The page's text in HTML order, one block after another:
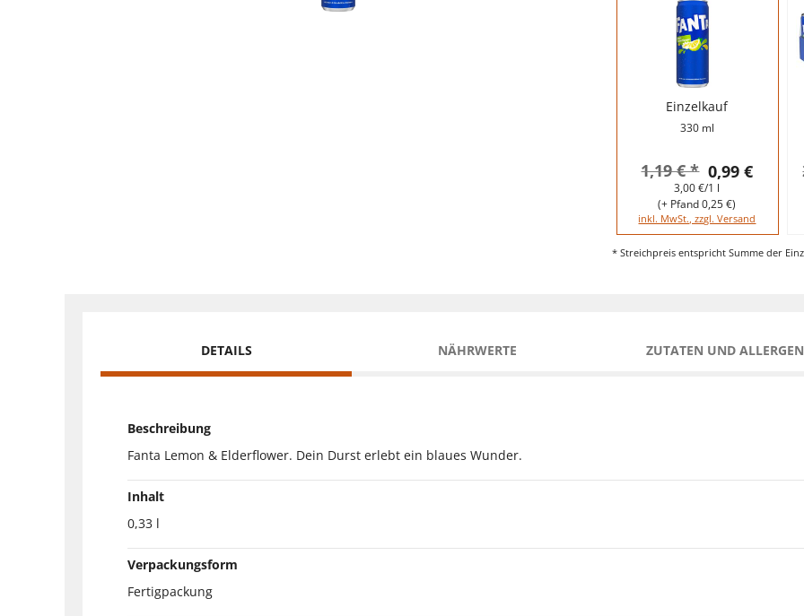
Einzelkauf
330 ml
0,99 €
1,19 € *
3,00 €/1 l
inkl. MwSt., zzgl. Versand
(+ Pfand 0,25 €)
* Streichpreis entspricht Summe der
DETAILS NÄHRWERTE ZUTATEN UND
Beschreibung
Fanta Lemon & Elderflower. Dein Durst erlebt ein blaues Wunder.
Inhalt
0,33 l
Verpackungsform
Fertigpackung